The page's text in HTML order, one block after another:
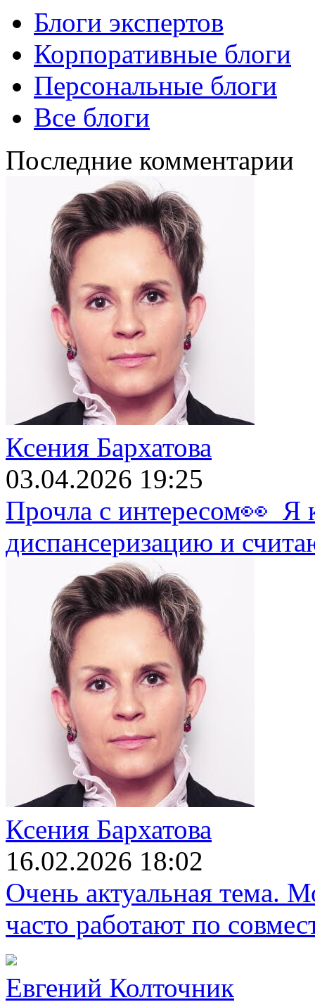
Блоги экспертов
Корпоративные блоги
Персональные блоги
Все блоги
Последние комментарии
Ксения Бархатова
03.04.2026 19:25
Прочла с интересом👀 Я
диспансеризацию и
Ксения Бархатова
16.02.2026 18:02
Очень актуальная тема.
часто работают по
Евгений Колточник